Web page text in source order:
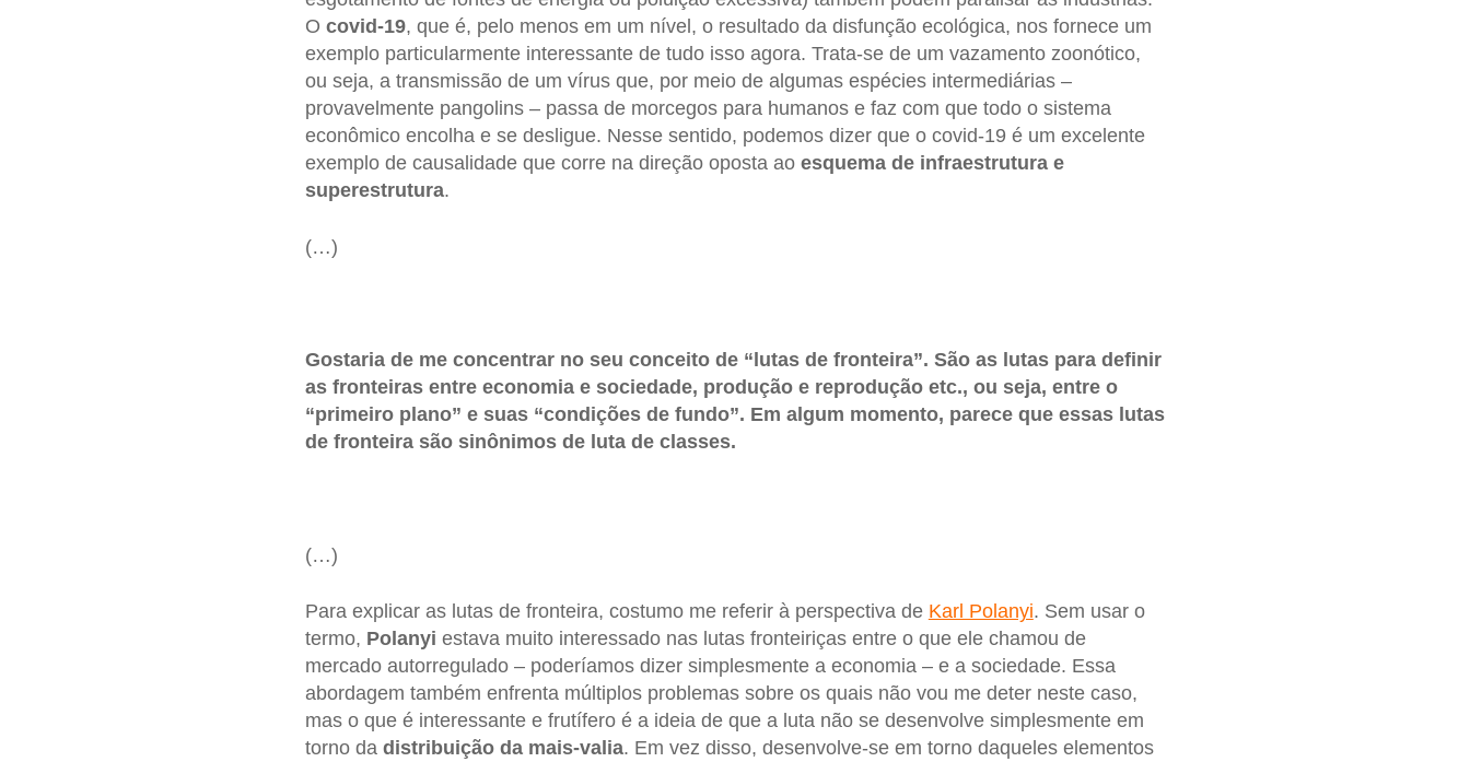
O covid-19, que é, pelo menos em um nível, o resultado da disfunção ecológica, nos fornece um
exemplo particularmente interessante de tudo isso agora. Trata-se de um vazamento zoonótico,
ou seja, a transmissão de um vírus que, por meio de algumas espécies intermediárias –
provavelmente pangolins – passa de morcegos para humanos e faz com que todo o sistema
econômico encolha e se desligue. Nesse sentido, podemos dizer que o covid-19 é um excelente
exemplo de causalidade que corre na direção oposta ao esquema de infraestrutura e
superestrutura.
(…)
Gostaria de me concentrar no seu conceito de “lutas de fronteira”. São as lutas para definir
as fronteiras entre economia e sociedade, produção e reprodução etc., ou seja, entre o
“primeiro plano” e suas “condições de fundo”. Em algum momento, parece que essas lutas
de fronteira são sinônimos de luta de classes.
(…)
Para explicar as lutas de fronteira, costumo me referir à perspectiva de Karl Polanyi. Sem usar o
termo, Polanyi estava muito interessado nas lutas fronteiriças entre o que ele chamou de
mercado autorregulado – poderíamos dizer simplesmente a economia – e a sociedade. Essa
abordagem também enfrenta múltiplos problemas sobre os quais não vou me deter neste caso,
mas o que é interessante e frutífero é a ideia de que a luta não se desenvolve simplesmente em
torno da distribuição da mais-valia. Em vez disso, desenvolve-se em torno daqueles elementos